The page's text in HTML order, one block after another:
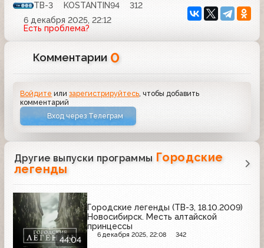
ТВ-3 KOSTANTIN94
312
6 декабря 2025, 22:12
Есть проблема?
Комментарии 0
Войдите илизарегистрируйтесь , чтобы добавить
комментарий
Вход через Телеграм
Другие выпуски программы Городские
легенды
44:04
Городские легенды (ТВ-3, 18.10.2009)
Новосибирск. Месть алтайской
принцессы
6 декабря 2025, 22:08 342